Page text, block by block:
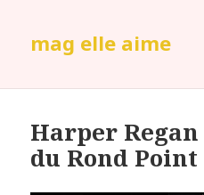
mag elle aime
Harper
du Rond Point